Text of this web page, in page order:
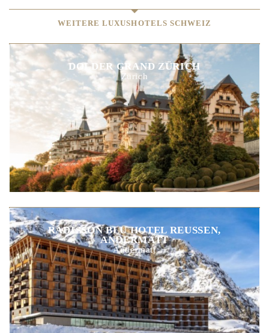
WEITERE LUXUSHOTELS SCHWEIZ
DOLDER GRAND ZÜRICH
Zürich
RADISSON BLU HOTEL REUSSEN,
ANDERMATT
Andermatt